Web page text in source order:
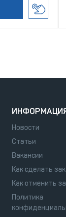
Новости
Статьи
Вакансии
Как сделать
Как отменить
Политика